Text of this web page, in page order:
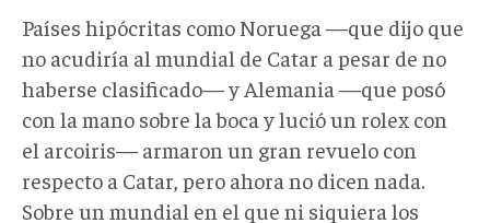
Países hipócritas como Noruega —que dijo que
no acudiría al mundial de Catar a pesar de no
haberse clasificado— y Alemania —que posó
con la mano sobre la boca y lució un rolex con
el arcoiris— armaron un gran revuelo con
respecto a Catar, pero ahora no dicen nada.
Sobre un mundial en el que ni siquiera los